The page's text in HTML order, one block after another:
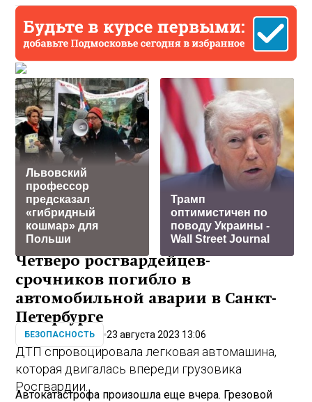
Львовский
профессор
предсказал
«гибридный
кошмар» для
Польши
Трамп
оптимистичен по
поводу Украины -
Wall Street Journal
Четверо росгвардейцев-
срочников погибло в
автомобильной аварии в Санкт-
Петербурге
БЕЗОПАСНОСТЬ 23 августа 2023 13:06
ДТП спровоцировала легковая автомашина,
которая двигалась впереди грузовика
Росгвардии.
Автокатастрофа произошла еще вчера. Грeзовой